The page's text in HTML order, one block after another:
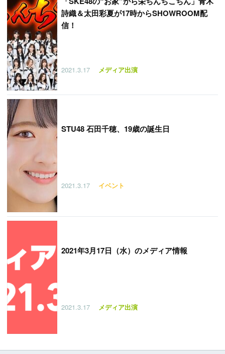
詩織＆太田彩夏が17時からSHOWROOM配
信！
2021.3.17 メディア出演
STU48 石田千穂、19歳の誕生日
2021.3.17 イベント
2021年3月17日（水）のメディア情報
2021.3.17 メディア出演